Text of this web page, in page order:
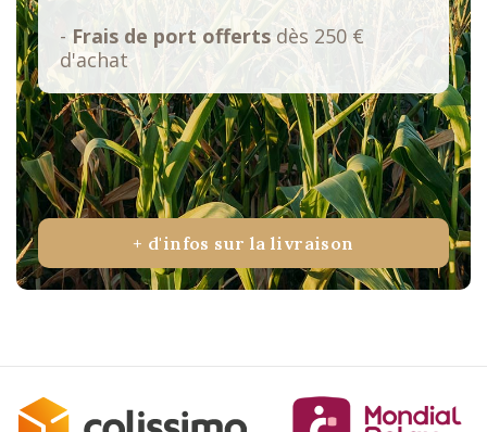
- Frais de port offerts dès 250 €
d'achat
+ d'infos sur la livraison